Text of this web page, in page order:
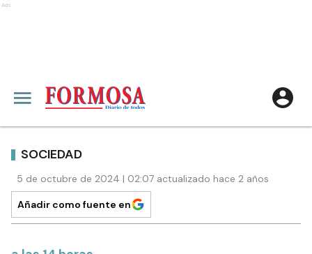
Ads
SOCIEDAD
5 de octubre de 2024 | 02:07 actualizado hace 2 años
Añadir como fuente en